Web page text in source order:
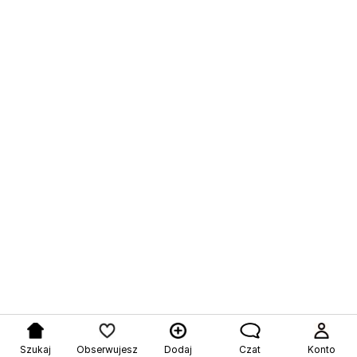
Szukaj Obserwujesz Dodaj Czat Konto